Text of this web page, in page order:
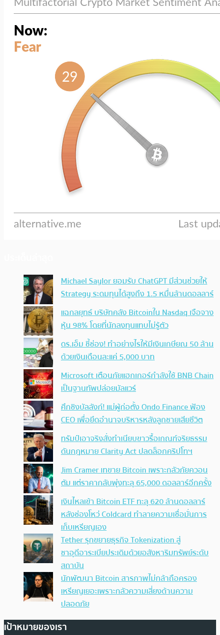
Michael Saylor ยอมรับ ChatGPT มีส่วนช่วยให้
Strategy ระดมทุนได้สูงถึง 1.5 หมื่นล้านดอลลาร์
แฉกลยุทธ์ บริษัทคลัง Bitcoinใน Nasdaq เจือจาง
หุ้น 98% โดยที่นักลงทุนแทบไม่รู้ตัว
ดร.เอ็ม ชี้ช่อง! ทำอย่างไรให้มีเงินเกษียณ 50 ล้าน
ด้วยเงินเดือนละแค่ 5,000 บาท
Microsoft เตือนภัยแฮกเกอร์กำลังใช้ BNB Chain
เป็นฐานทัพปล่อยมัลแวร์
ศึกชิงบัลลังก์! แม่ผู้ก่อตั้ง Ondo Finance ฟ้อง
CEO เพื่อยึดอำนาจบริหารหลังลูกชายเสียชีวิต
ทรัมป์เอาจริง สั่งทำเนียบขาวรื้อเกณฑ์จริยธรรม
ดันกฎหมาย Clarity Act ปลดล็อกคริปโทฯ
Jim Cramer เทขาย Bitcoin เพราะกลัวภัยควอน
ตัม แต่ราคากลับพุ่งทะลุ 65,000 ดอลลาร์อีกครั้ง
เงินไหลเข้า Bitcoin ETF ทะลุ 620 ล้านดอลลาร์
หลังช่องโหว่ Coldcard ทำลายความเชื่อมั่นการ
เก็บเหรียญเอง
Tether รุกขยายธุรกิจ Tokenization สู่
ซาอุดีอาระเบียประเดิมด้วยอสังหาริมทรัพย์ระดับ
สถาบัน
นักพัฒนา Bitcoin สารภาพไม่กล้าถือครอง
เหรียญเยอะเพราะกลัวความเสี่ยงด้านความ
ปลอดภัย
เป้าหมายของเรา